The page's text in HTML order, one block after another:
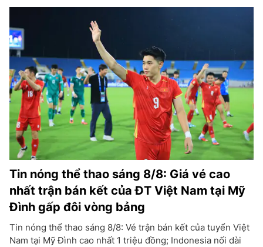
Tin nóng thể thao sáng 8/8: Giá vé cao
nhất trận bán kết của ĐT Việt Nam tại Mỹ
Đình gấp đôi vòng bảng
Tin nóng thể thao sáng 8/8: Vé trận bán kết của tuyển Việt
Nam tại Mỹ Đình cao nhất 1 triệu đồng; Indonesia nối dài